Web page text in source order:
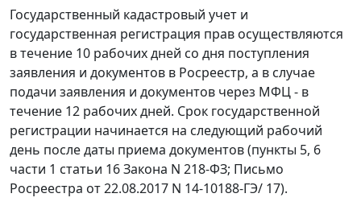
Государственный кадастровый учет и
государственная регистрация прав осуществляются
в течение 10 рабочих дней со дня поступления
заявления и документов в Росреестр, а в случае
подачи заявления и документов через МФЦ - в
течение 12 рабочих дней. Срок государственной
регистрации начинается на следующий рабочий
день после даты приема документов (пункты 5, 6
части 1 статьи 16 Закона N 218-ФЗ; Письмо
Росреестра от 22.08.2017 N 14-10188-ГЭ/ 17).